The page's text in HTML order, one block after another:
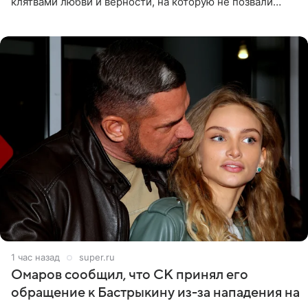
1 час назад super.ru
Омаров сообщил, что СК принял его
обращение к Бастрыкину из-за нападения на